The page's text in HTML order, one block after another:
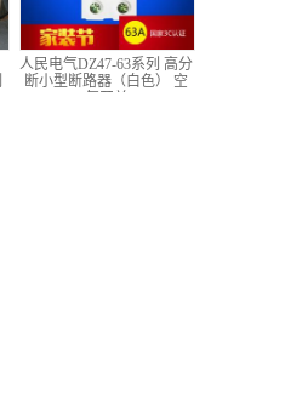
人民电气DZ47-63系列 高分
断小型断路器（白色） 空